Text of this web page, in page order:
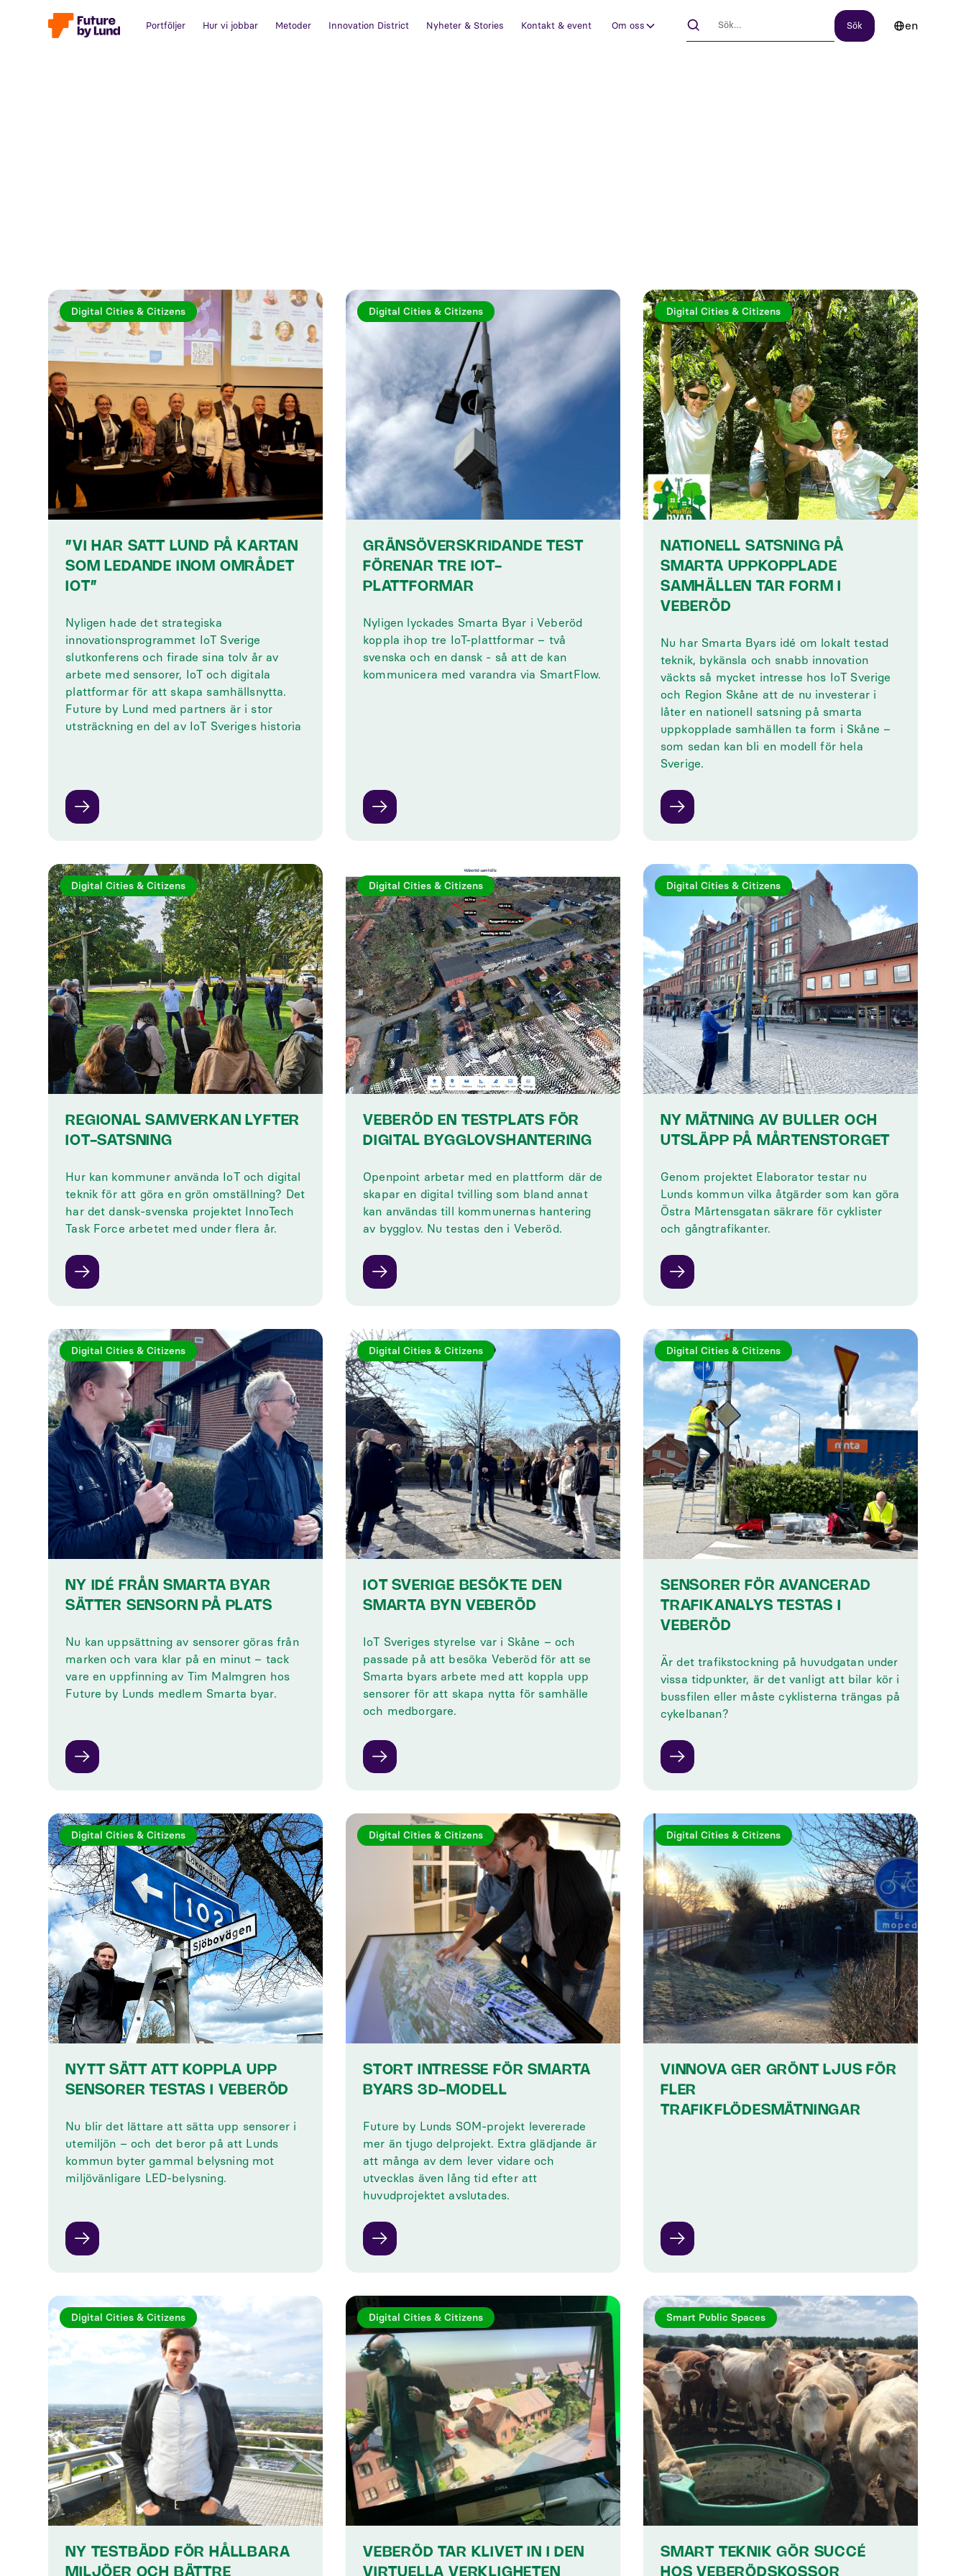
Portföljer Hur vi jobbar Metoder Innovation District Nyheter & Stories Kontakt & event Om oss en
Digital Cities & Citizens
”VI HAR SATT LUND PÅ KARTAN
SOM LEDANDE INOM OMRÅDET
IOT”
Nyligen hade det strategiska
innovationsprogrammet IoT Sverige
slutkonferens och firade sina tolv år av
arbete med sensorer, IoT och digitala
plattformar för att skapa samhällsnytta.
Future by Lund med partners är i stor
utsträckning en del av IoT Sveriges historia
Digital Cities & Citizens
GRÄNSÖVERSKRIDANDE TEST
FÖRENAR TRE IOT-
PLATTFORMAR
Nyligen lyckades Smarta Byar i Veberöd
koppla ihop tre IoT-plattformar – två
svenska och en dansk - så att de kan
kommunicera med varandra via SmartFlow.
Digital Cities & Citizens
NATIONELL SATSNING PÅ
SMARTA UPPKOPPLADE
SAMHÄLLEN TAR FORM I
VEBERÖD
Nu har Smarta Byars idé om lokalt testad
teknik, bykänsla och snabb innovation
väckts så mycket intresse hos IoT Sverige
och Region Skåne att de nu investerar i
låter en nationell satsning på smarta
uppkopplade samhällen ta form i Skåne –
som sedan kan bli en modell för hela
Sverige.
Digital Cities & Citizens
REGIONAL SAMVERKAN LYFTER
IOT-SATSNING
Hur kan kommuner använda IoT och digital
teknik för att göra en grön omställning? Det
har det dansk-svenska projektet InnoTech
Task Force arbetet med under flera år.
Digital Cities & Citizens
VEBERÖD EN TESTPLATS FÖR
DIGITAL BYGGLOVSHANTERING
Openpoint arbetar med en plattform där de
skapar en digital tvilling som bland annat
kan användas till kommunernas hantering
av bygglov. Nu testas den i Veberöd.
Digital Cities & Citizens
NY MÄTNING AV BULLER OCH
UTSLÄPP PÅ MÅRTENSTORGET
Genom projektet Elaborator testar nu
Lunds kommun vilka åtgärder som kan göra
Östra Mårtensgatan säkrare för cyklister
och gångtrafikanter.
Digital Cities & Citizens
NY IDÉ FRÅN SMARTA BYAR
SÄTTER SENSORN PÅ PLATS
Nu kan uppsättning av sensorer göras från
marken och vara klar på en minut – tack
vare en uppfinning av Tim Malmgren hos
Future by Lunds medlem Smarta byar.
Digital Cities & Citizens
IOT SVERIGE BESÖKTE DEN
SMARTA BYN VEBERÖD
IoT Sveriges styrelse var i Skåne – och
passade på att besöka Veberöd för att se
Smarta byars arbete med att koppla upp
sensorer för att skapa nytta för samhälle
och medborgare.
Digital Cities & Citizens
SENSORER FÖR AVANCERAD
TRAFIKANALYS TESTAS I
VEBERÖD
Är det trafikstockning på huvudgatan under
vissa tidpunkter, är det vanligt att bilar kör i
bussfilen eller måste cyklisterna trängas på
cykelbanan?
Digital Cities & Citizens
NYTT SÄTT ATT KOPPLA UPP
SENSORER TESTAS I VEBERÖD
‍Nu blir det lättare att sätta upp sensorer i
utemiljön – och det beror på att Lunds
kommun byter gammal belysning mot
miljövänligare LED-belysning.
Digital Cities & Citizens
STORT INTRESSE FÖR SMARTA
BYARS 3D-MODELL
Future by Lunds SOM-projekt levererade
mer än tjugo delprojekt. Extra glädjande är
att många av dem lever vidare och
utvecklas även lång tid efter att
huvudprojektet avslutades.
Digital Cities & Citizens
VINNOVA GER GRÖNT LJUS FÖR
FLER
TRAFIKFLÖDESMÄTNINGAR
Digital Cities & Citizens
NY TESTBÄDD FÖR HÅLLBARA
MILJÖER OCH BÄTTRE
Digital Cities & Citizens
VEBERÖD TAR KLIVET IN I DEN
VIRTUELLA VERKLIGHETEN
Smart Public Spaces
SMART TEKNIK GÖR SUCCÉ
HOS VEBERÖDSKOSSOR